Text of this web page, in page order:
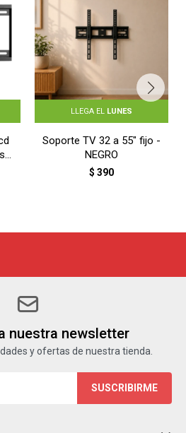
-
LLEGA EL LUNES
Soporte TV 32 a 55″ fijo -
NEGRO
$ 390
nuestra newsletter
y ofertas de nuestra tienda.
SUSCRIBIRME